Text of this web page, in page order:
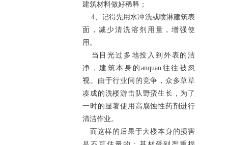
建筑材料做好稀释；
4、记得先用水冲洗或喷淋建筑表
面，减少清洗溶剂用量，增强使
用。
当目光过多地投入到外表的洁
净，建筑本身的anquan往往被忽
视。由于行业间的竞争，众多草草
凑成的洗楼游击队野蛮生长，为了
一时的显著使用高腐蚀性药剂进行
清洁作业。
而这样的后果于大楼本身的损害